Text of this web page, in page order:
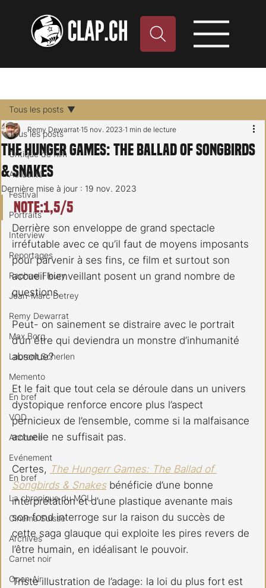
Tous les posts
Critique de film
Actualité
Festival
Portraits
Interview
Reportages
Raphael Fleury
Jean-Marc Detrey
Remy Dewarrat
Max Borg
Laurent Scherlen
Memento
En bref
VOD
Annonce
Evénement
En bref
La chronique du MCU
Cinéma Suisse
Archives
Carnet noir
Open Air
Tous les posts
The Hunger Games: The Ballad of Songbirds
& Snakes
Remy Dewarrat 15 nov. 2023 1 min de lecture
Dernière mise à jour : 19 nov. 2023
Note:1,5/5
Derrière son enveloppe de grand spectacle
irréfutable avec ce qu’il faut de moyens imposants
pour parvenir à ses fins, ce film et surtout son
accueil bienveillant posent un grand nombre de
questions.
Peut- on sainement se distraire avec le portrait
d’un être qui deviendra un monstre d’inhumanité
absolue?
Et le fait que tout cela se déroule dans un univers
dystopique renforce encore plus l’aspect
pernicieux de l’ensemble, comme si la malfaisance
actuelle ne suffisait pas.
Certes, The Hungerr Games: The Ballad of
Songbirds & Snakes bénéficie d’une bonne
interprétation et d’une plastique avenante mais
son fond interroge sur la raison du succès de
cette saga glauque qui exploite les pires revers de
l’être humain, en idéalisant le pouvoir.
Triste illustration de l’adage: la loi du plus fort est